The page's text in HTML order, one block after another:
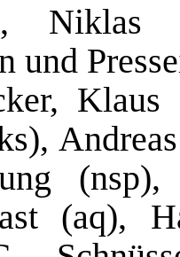
Niklas
und
(aq),